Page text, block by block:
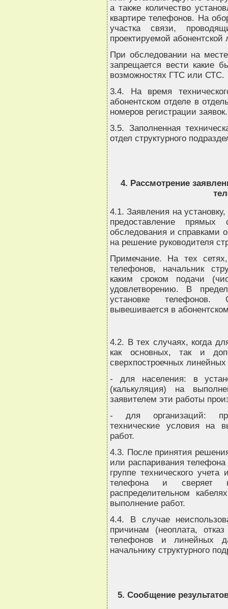
а также количество
квартире телефонов. На
участка связи,
проектируемой абонентской
При обследовании на
запрещается вести какие
возможностях ГТС или СТС.
3.4. На время
абонентском отделе в
номеров регистрации заявок.
3.5. Заполненная
отдел структурного
4. Рассмотрение
4.1. Заявления на
предоставление прямых
обследования и справками
на решение руководителя
Примечание. На тех
телефонов, начальник
каким сроком подачи
удовлетворению. В
установке телефонов.
вывешивается в
4.2. В тех случаях, когда
как основных, так и
сверхпостроечных линейных
- для населения: в
(калькуляция) на
заявителем эти работы
- для организаций:
технические условия на
работ.
4.3. После принятия
или распаривания телефона
группе технического
телефона и сверяет
распределительном
выполнение работ.
4.4. В случае
причинам (неоплата,
телефонов и линейных
начальнику структурного
5. Сообщение